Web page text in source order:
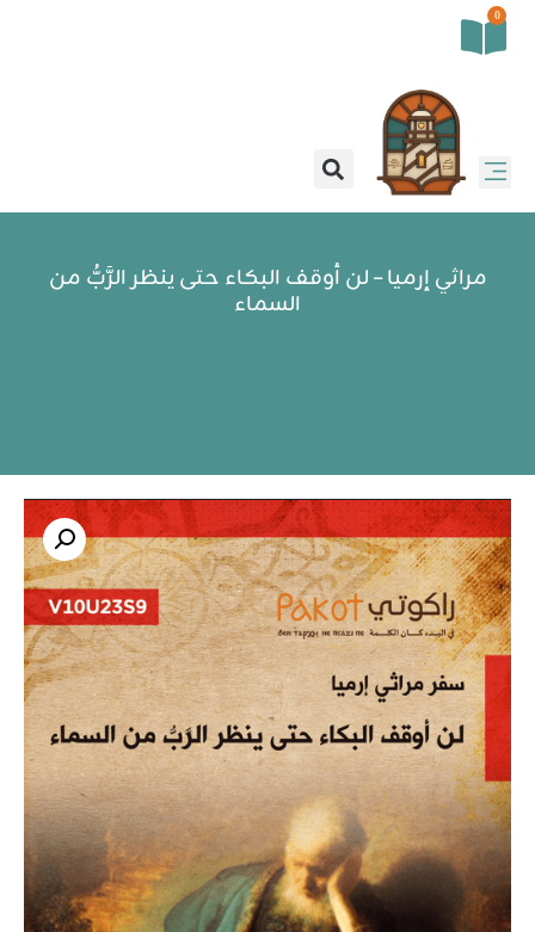
0
مراثي إرميا – لن أوقف البكاء حتى ينظر الرَّبُّ من
السماء